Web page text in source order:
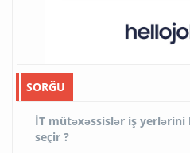
SORĞU
İT mütəxəssislər iş yerlərini
seçir ?